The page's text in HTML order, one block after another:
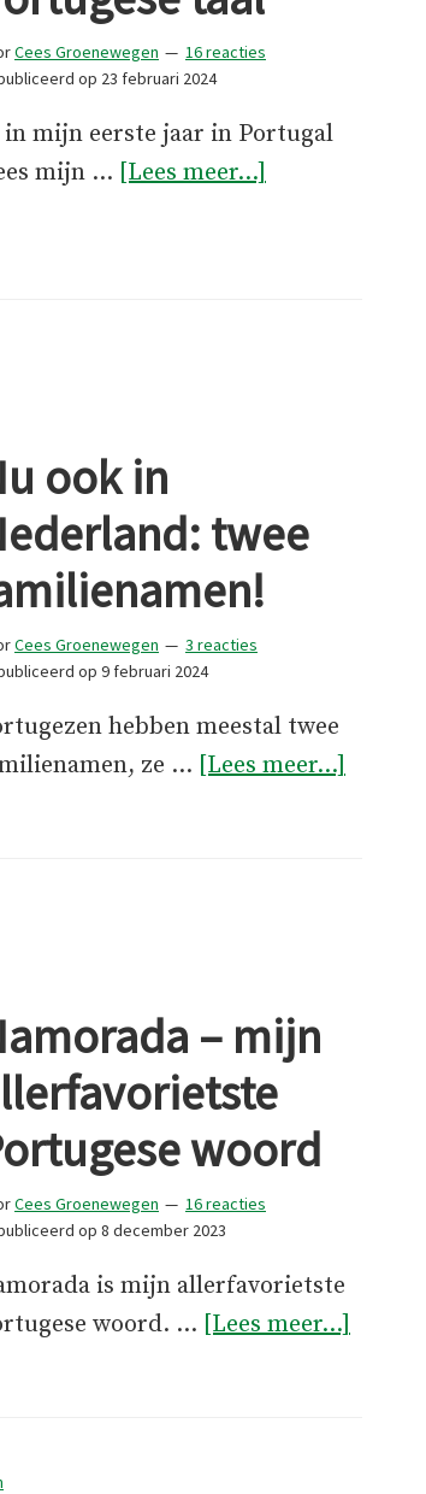
Cees Groenewegen
16 reacties
op 23 februari 2024
mijn eerste jaar in Portugal
mijn … [Lees meer...]
ook in
twee
Cees Groenewegen
3 reacties
op 9 februari 2024
hebben meestal twee
ze … [Lees meer...]
– mijn
woord
Cees Groenewegen
16 reacties
op 8 december 2023
is mijn allerfavorietste
woord. … [Lees meer...]